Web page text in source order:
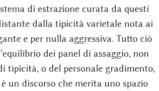
di estrazione curata da questi
dalla tipicità varietale nota ai
e per nulla aggressiva. Tutto ciò
dei panel di assaggio, non
tipicità, o del personale gradimento,
un discorso che merita uno spazio